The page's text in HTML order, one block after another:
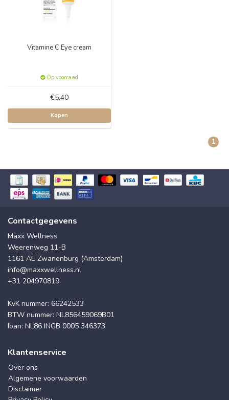
Vitamine C Eye cream
Op voorraad
€5,40
Kopen
1
Contactgegevens
Maxx Wellness
Weerenweg 11-B
1161 AE Zwanenburg (Amsterdam)
info@maxxwellness.nl
+31 204970819
KvK nummer: 66242533
BTW nummer: NL856459069B01
Iban: NL86 INGB 0005 346373
Klantenservice
Over ons
Algemene voorwaarden
Disclaimer